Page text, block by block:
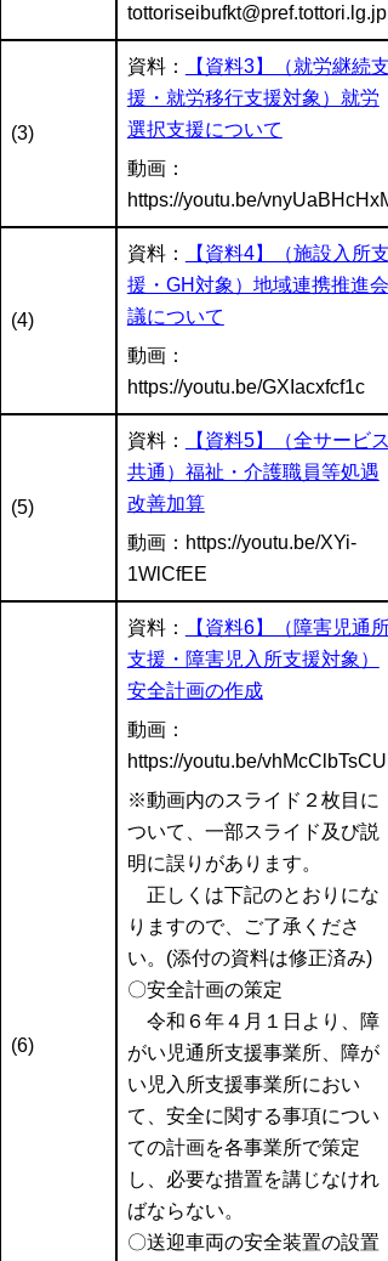
tottoriseibufkt@pref.tottori.lg.jp
(3)
資料：
【資料3】（就労継続支
援・就労移行支援対象）就労
選択支援について
動画：
https://youtu.be/vnyUaBHcHxM
(4)
資料：
【資料4】（施設入所支
援・GH対象）地域連携推進会
議について
動画：
https://youtu.be/GXIacxfcf1c
(5)
資料：
【資料5】（全サービス
共通）福祉・介護職員等処遇
改善加算
動画： https://youtu.be/XYi-
1WlCfEE
(6)
資料：
【資料6】（障害児通所
支援・障害児入所支援対象）
安全計画の作成
動画：
https://youtu.be/vhMcClbTsCU
※動画内のスライド２枚目に
ついて、一部スライド及び説
明に誤りがあります。
正しくは下記のとおりにな
りますので、ご了承くださ
い。(添付の資料は修正済み)
〇安全計画の策定
令和６年４月１日より、障
がい児通所支援事業所、障が
い児入所支援事業所におい
て、安全に関する事項につい
ての計画を各事業所で策定
し、必要な措置を講じなけれ
ばならない。
〇送迎車両の安全装置の設置